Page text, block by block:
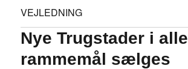
VEJLEDNING
Nye Trugstader i alle
rammemål sælges